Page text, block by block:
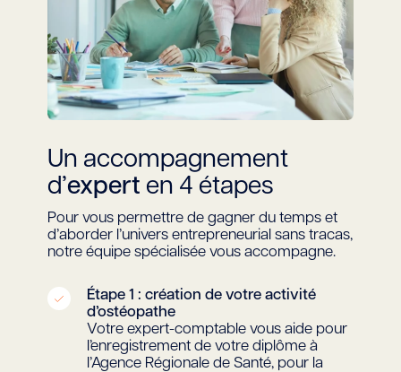
Un accompagnement
d’expert en 4 étapes
Pour vous permettre de gagner du temps et
d’aborder l’univers entrepreneurial sans tracas,
notre équipe spécialisée vous accompagne.
Étape 1 : création de votre activité
d’ostéopathe
Votre expert-comptable vous aide pour
l’enregistrement de votre diplôme à
l’Agence Régionale de Santé, pour la